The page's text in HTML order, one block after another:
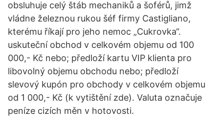
obsluhuje celý štáb mechaniků a šoférů, jimž
vládne železnou rukou šéf firmy Castigliano,
kterému říkají pro jeho nemoc „Cukrovka“.
uskuteční obchod v celkovém objemu od 100
000,- Kč nebo; předloží kartu VIP klienta pro
libovolný objemu obchodu nebo; předloží
slevový kupón pro obchody v celkovém objemu
od 1 000,- Kč (k vytištění zde). Valuta označuje
peníze cizích měn v hotovosti.